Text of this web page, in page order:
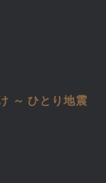
～ ひとり地震